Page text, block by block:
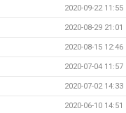
2020-09-22 11:55
2020-08-29 21:01
2020-08-15 12:46
2020-07-04 11:57
2020-07-02 14:33
2020-06-10 14:51